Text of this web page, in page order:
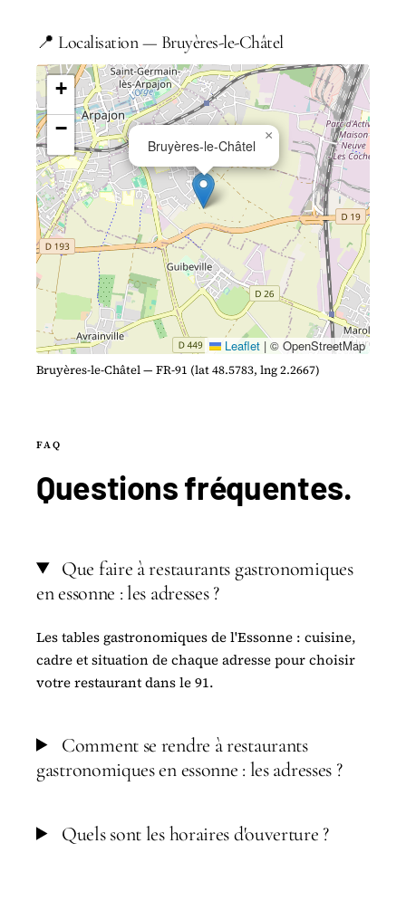
📍 Localisation — Bruyères-le-Châtel
Bruyères-le-Châtel
×
+
−
Leaflet | © OpenStreetMap
Bruyères-le-Châtel — FR-91 (lat 48.5783, lng 2.2667)
FAQ
Questionsfréquentes.
Que faire à restaurants gastronomiques
en essonne : les adresses ?
Les tables gastronomiques de l'Essonne : cuisine,
cadre et situation de chaque adresse pour choisir
votre restaurant dans le 91.
Comment se rendre à restaurants
gastronomiques en essonne : les adresses ?
Quels sont les horaires d'ouverture ?